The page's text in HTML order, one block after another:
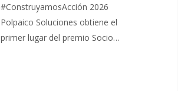
#ConstruyamosAcción 2026
Polpaico Soluciones obtiene el
primer lugar del premio Socio…